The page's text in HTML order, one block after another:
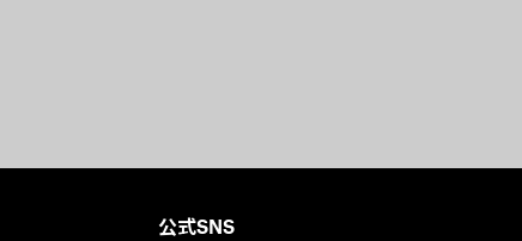
公式SNS